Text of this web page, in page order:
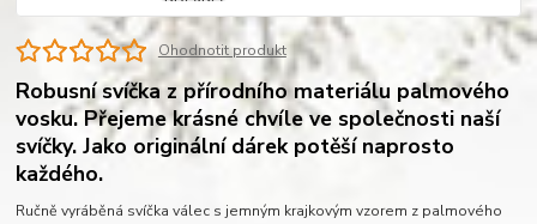
Ohodnotit produkt
Robusní svíčka z přírodního materiálu palmového
vosku. Přejeme krásné chvíle ve společnosti naší
svíčky. Jako originální dárek potěší naprosto
každého.
Ručně vyráběná svíčka válec s jemným krajkovým vzorem z palmového